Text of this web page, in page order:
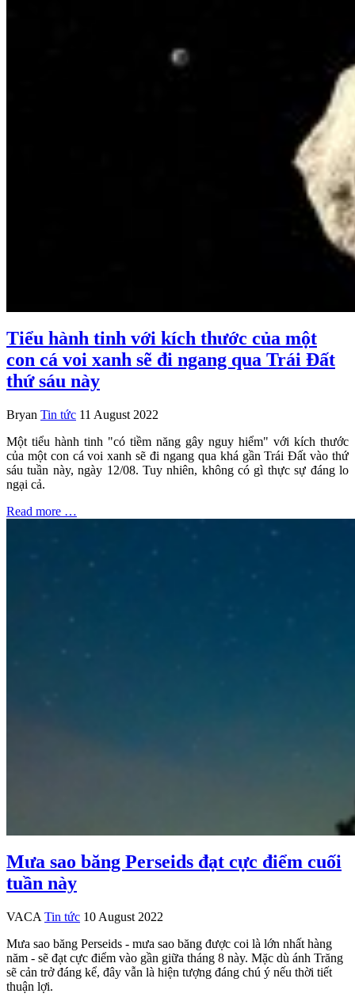
Tiểu hành tinh với kích thước của một
con cá voi xanh sẽ đi ngang qua Trái Đất
thứ sáu này
Bryan Tin tức 11 August 2022
Một tiểu hành tinh "có tiềm năng gây nguy hiểm" với kích thước
của một con cá voi xanh sẽ đi ngang qua khá gần Trái Đất vào thứ
sáu tuần này, ngày 12/08. Tuy nhiên, không có gì thực sự đáng lo
ngại cả.
Read more …
Mưa sao băng Perseids đạt cực điểm cuối
tuần này
VACA Tin tức 10 August 2022
Mưa sao băng Perseids - mưa sao băng được coi là lớn nhất hàng
năm - sẽ đạt cực điểm vào gần giữa tháng 8 này. Mặc dù ánh Trăng
sẽ cản trở đáng kể, đây vẫn là hiện tượng đáng chú ý nếu thời tiết
thuận lợi.